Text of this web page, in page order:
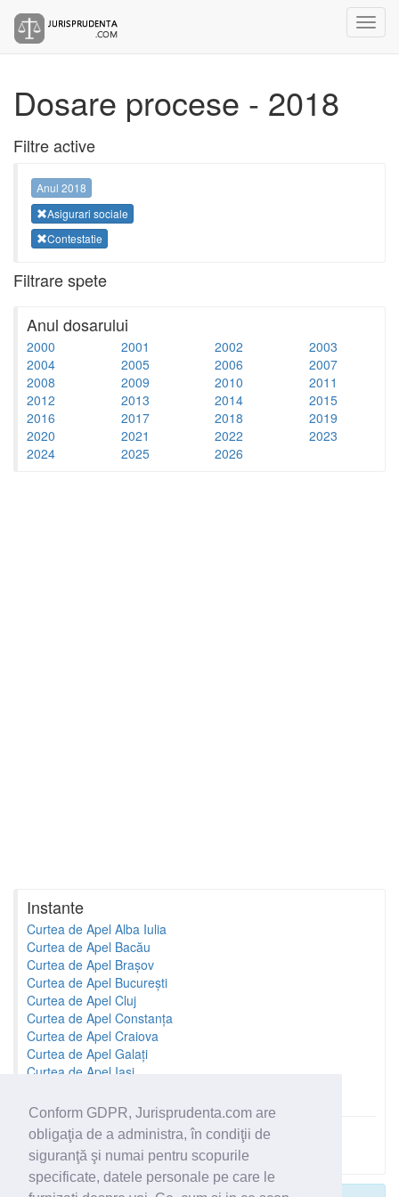
Conform GDPR, Jurisprudenta.com are
obligaţia de a administra, în condiţii de
siguranţă şi numai pentru scopurile
specificate, datele personale pe care le
Dosare procese - 2018
Filtre active
Anul 2018
Asigurari sociale
Contestatie
Filtrare spete
Anul dosarului
2000 2001 2002
2003
2004
2005 2006
2007
2008
2009 2010
2011
2012
2013 2014
2015
2016
2017 2018
2019
2020
2021 2022
2023
2024
2025 2026
Instante
Curtea de Apel Alba Iulia
Curtea de Apel Bacău
Curtea de Apel Brașov
Curtea de Apel București
Curtea de Apel Cluj
Curtea de Apel Constanța
Curtea de Apel Craiova
Curtea de Apel Galați
Curtea de Apel Iași
Toate instantele